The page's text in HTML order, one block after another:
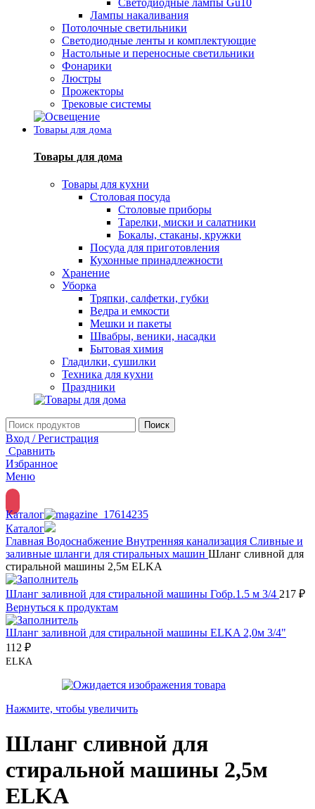
Светодиодные лампы Gu10
Лампы накаливания
Потолочные светильники
Светодиодные ленты и комплектующие
Настольные и переносные светильники
Фонарики
Люстры
Прожекторы
Трековые системы
Товары для дома
Товары для дома
Товары для кухни
Столовая посуда
Столовые приборы
Тарелки, миски и салатники
Бокалы, стаканы, кружки
Посуда для приготовления
Кухонные принадлежности
Хранение
Уборка
Тряпки, салфетки, губки
Ведра и емкости
Мешки и пакеты
Швабры, веники, насадки
Бытовая химия
Гладилки, сушилки
Техника для кухни
Праздники
Поиск
Вход / Регистрация
Сравнить
Избранное
Меню
Каталог
Каталог
Главная Водоснабжение Внутренняя канализация Сливные и
заливные шланги для стиральных машин Шланг сливной для
стиральной машины 2,5м ELKA
Шланг заливной для стиральной машины Гобр.1.5 м 3/4 217 ₽
Вернуться к продуктам
Шланг заливной для стиральной машины ELKA 2,0м 3/4"
112 ₽
ELKA
Нажмите, чтобы увеличить
Шланг сливной для
стиральной машины 2,5м
ELKA